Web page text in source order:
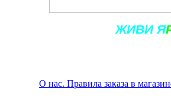
ЖИВИ Я
О нас. Правила заказа в